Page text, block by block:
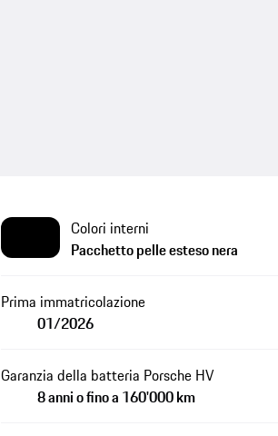
Colori interni
Pacchetto pelle esteso nera
Prima immatricolazione
01/2026
Garanzia della batteria Porsche HV
8 anni o fino a 160'000 km